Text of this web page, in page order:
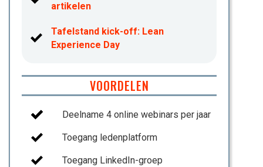
artikelen
Tafelstand kick-off: Lean
Experience Day
VOORDELEN
Toegang ledenplatform
Toegang LinkedIn-groep
Deelname 4 online webinars per jaar